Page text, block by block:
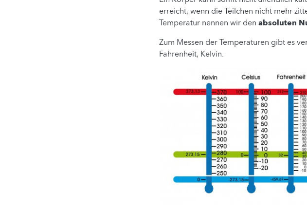
erreicht, wenn die Teilchen nicht mehr
Temperatur nennen wir den absoluten
Zum Messen der Temperaturen gibt es
Fahrenheit, Kelvin.